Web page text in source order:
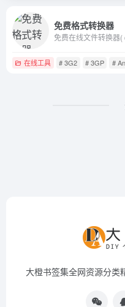
免费格式转换器
在线工具 # 3G2 # 3GP #
大橙书签集全网资源分类